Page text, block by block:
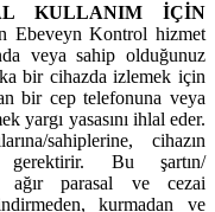
KULLANIM İÇİN
Ebeveyn Kontrol hizmet
veya sahip olduğunuz
bir cihazda izlemek için
bir cep telefonuna veya
yargı yasasını ihlal eder.
sahiplerine, cihazın
gerektirir. Bu şartın/
ağır parasal ve cezai
kurmadan ve